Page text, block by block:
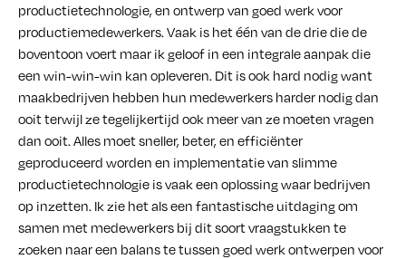
productietechnologie, en ontwerp van goed werk voor
productiemedewerkers. Vaak is het één van de drie die de
boventoon voert maar ik geloof in een integrale aanpak die
een win-win-win kan opleveren. Dit is ook hard nodig want
maakbedrijven hebben hun medewerkers harder nodig dan
ooit terwijl ze tegelijkertijd ook meer van ze moeten vragen
dan ooit. Alles moet sneller, beter, en efficiënter
geproduceerd worden en implementatie van slimme
productietechnologie is vaak een oplossing waar bedrijven
op inzetten. Ik zie het als een fantastische uitdaging om
samen met medewerkers bij dit soort vraagstukken te
zoeken naar een balans te tussen goed werk ontwerpen voor